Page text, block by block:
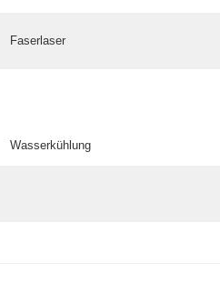
Faserlaser
Wasserkühlung